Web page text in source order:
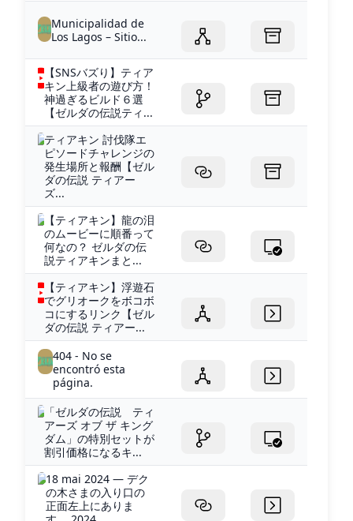
Municipalidad de
Los Lagos – Sitio...
【SNSバズり】ティア
キン上級者の遊び方！
神過ぎるビルド６選
【ゼルダの伝説ティ...
ティアキン 討伐隊エ
ピソードチャレンジの
発生場所と報酬【ゼル
ダの伝説 ティアー
ズ...
【ティアキン】龍の泪
のムービーに順番って
何なの？ ゼルダの伝
説ティアキンまと...
【ティアキン】浮遊石
でグリオークをボコボ
コにするリンク【ゼル
ダの伝説 ティアー...
404 - No se
encontró esta
página.
「ゼルダの伝説 ティ
アーズ オブ ザ キング
ダム」の特別セットが
割引価格になるキ...
18 mai 2024 — デク
の木さまの入り口の
正面左上にありま